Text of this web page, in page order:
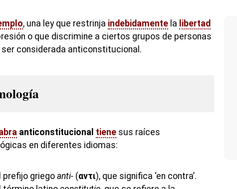
, una ley que restrinja indebidamente la libertad
o que discrimine a ciertos grupos de personas
ser considerada anticonstitucional.
anticonstitucional tiene sus raíces
en diferentes idiomas:
prefijo griego anti- (αντι), que significa ‘en contra’.